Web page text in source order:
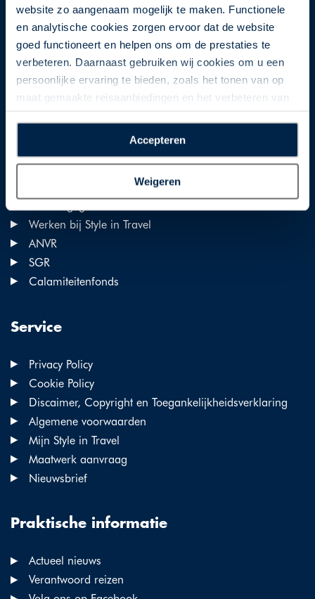
website zo aangenaam mogelijk te maken. Functionele
en analytische cookies zorgen ervoor dat de website
goed functioneert en helpen ons om de prestaties te
verbeteren. Daarnaast gebruiken wij cookies om u een
persoonlijke ervaring te bieden, zoals het tonen van op
maat gemaakte reisaanbiedingen en het verbeteren van
plaatsen van alle hierboven beschreven cookies en
technologieën, waarmee persoonlijke gegevens kunnen
worden verzameld. Indien u kiest voor “Weigeren”
plaatsen wij enkel functionele cookies, en zal er geen
sprake zijn van gepersonaliseerde content.
Accepteren
Weigeren
Gildestraat 1
1704 AG Heerhugowaard
info@styleintravel.nl
Tel. 020 428 05 55
Over Style in Travel
Werken bij Style in Travel
ANVR
SGR
Calamiteitenfonds
Service
Privacy Policy
Cookie Policy
Discaimer, Copyright en Toegankelijkheidsverklaring
Algemene voorwaarden
Mijn Style in Travel
Maatwerk aanvraag
Nieuwsbrief
Praktische informatie
Actueel nieuws
Verantwoord reizen